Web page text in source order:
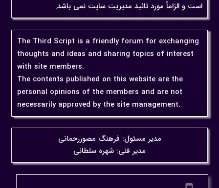
است و الزاماً مورد تائید مدیریت سایت نمی باشد.
The Third Script is a friendly forum for exchanging
thoughts and ideas and sharing topics of interest
with site members.
The contents published on this website are the
personal opinions of the members and are not
necessarily approved by the site management.
مدیر مسئول: فرهنگ مصوررحمانی
مدیر فنی: شهره سلطانی